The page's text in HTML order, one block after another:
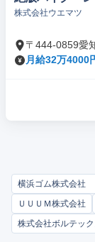
株式会社ウエマツ
〒444-0859愛
月給32万4000
横浜ゴム株式会社
ＵＵＵＭ株式会社
株式会社ボルテッ